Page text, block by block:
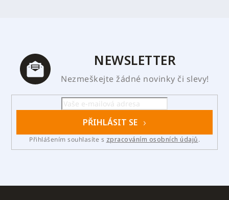
NEWSLETTER
Nezmeškejte žádné novinky či slevy!
PŘIHLÁSIT SE
Přihlášením souhlasíte s zpracováním osobních údajů.